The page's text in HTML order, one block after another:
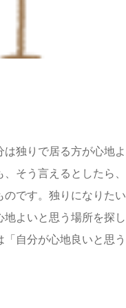
独りで居る方が心地よ
そう言えるとしたら、
です。独りになりたい
よいと思う場所を探し
自分が心地良いと思う